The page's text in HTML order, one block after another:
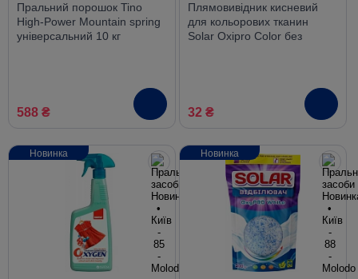
Пральний порошок Tino
High-Power Mountain spring
універсальний 10 кг
588 ₴
Плямовивідник кисневий
для кольорових тканин
Solar Oxipro Color без
32 ₴
Новинка Новинка